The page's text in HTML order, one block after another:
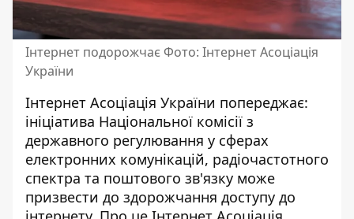
Інтернет подорожчає Фото: Інтернет Асоціація
України
Інтернет Асоціація України попереджає:
ініціатива Національної комісії з
державного регулювання у сферах
електронних комунікацій, радіочастотного
спектра та поштового зв'язку може
призвести до здорожчання доступу до